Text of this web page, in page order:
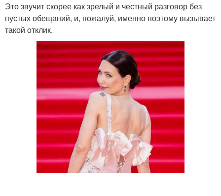
Это звучит скорее как зрелый и честный разговор без
пустых обещаний, и, пожалуй, именно поэтому вызывает
такой отклик.